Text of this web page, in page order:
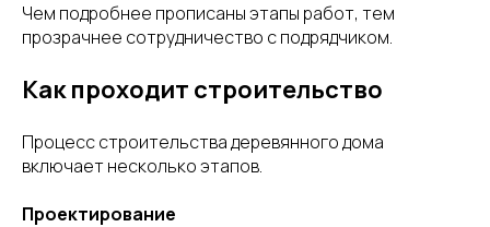
Чем подробнее прописаны этапы работ, тем
прозрачнее сотрудничество с подрядчиком.
Как проходит строительство
Процесс строительства деревянного дома
включает несколько этапов.
Проектирование